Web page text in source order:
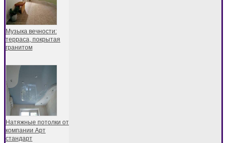
Музыка вечности:
терраса, покрытая
гранитом
Натяжные потолки от
компании Арт
стандарт